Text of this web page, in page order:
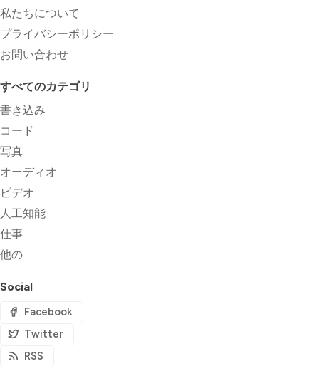
私たちについて
プライバシーポリシー
お問い合わせ
すべてのカテゴリ
書き込み
コード
写真
オーディオ
ビデオ
人工知能
仕事
他の
Social
Facebook
Twitter
RSS